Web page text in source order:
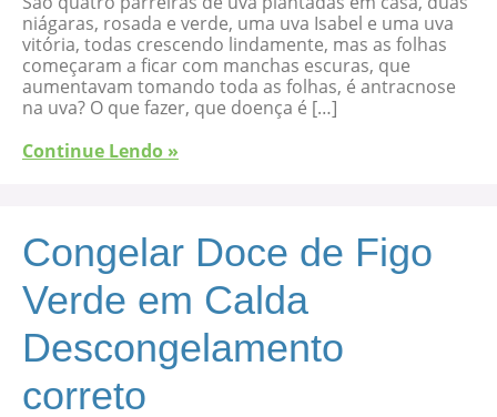
niágaras, rosada e verde, uma uva Isabel e uma uva
vitória, todas crescendo lindamente, mas as folhas
começaram a ficar com manchas escuras, que
aumentavam tomando toda as folhas, é antracnose
na uva? O que fazer, que doença é […]
Continue Lendo »
Congelar Doce de Figo
Verde em Calda
Descongelamento
correto